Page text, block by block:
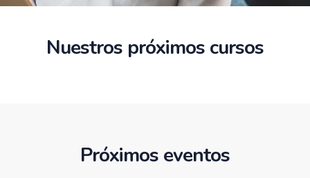
Nuestros próximos cursos
Próximos eventos